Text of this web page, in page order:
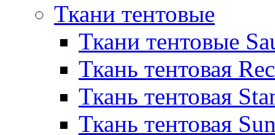
Ткани тентовые
Ткани тентовые
Ткань тентовая
Ткань тентовая
Ткань тентовая